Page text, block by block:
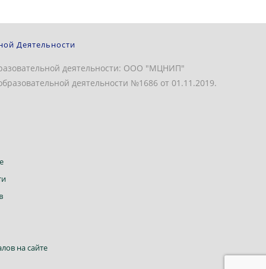
Деятельности
деятельности: ООО "МЦНИП"
деятельности №1686 от 01.11.2019.
Откроется
вОткроется
Откроется
на сайтеОткроется